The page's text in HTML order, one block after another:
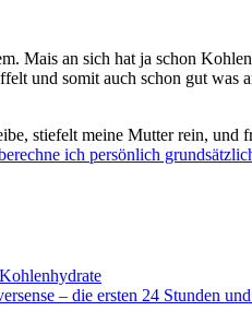
Mais an sich hat ja schon
und somit auch schon gut
stiefelt meine Mutter rein,
ich persönlich
Kohlenhydrate
– die ersten 24 Stunden